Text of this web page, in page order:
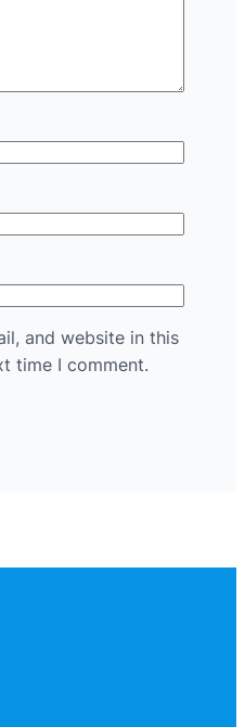
and website in this
time I comment.